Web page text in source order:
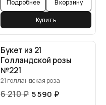
Подробнее В корзину
Купить
Букет из 21
Голландской розы
№221
21 голландская роза
6 210₽ 5 590 ₽